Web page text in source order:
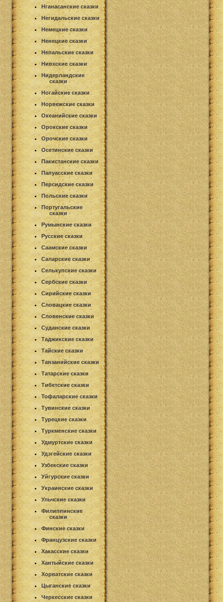
Нганасанские сказки
Негидальские сказки
Немецкие сказки
Ненецкие сказки
Непальские сказки
Нивхские сказки
Нидерландские
сказки
Ногайские сказки
Норвежские сказки
Океанийские сказки
Орокские сказки
Орочские сказки
Осетинские сказки
Пакистанские сказки
Папуасские сказки
Персидские сказки
Польские сказки
Португальские
сказки
Румынские сказки
Русские сказки
Саамские сказки
Саларские сказки
Селькупские сказки
Сербские сказки
Сирийские сказки
Словацкие сказки
Словенские сказки
Суданские сказки
Таджикские сказки
Тайские сказки
Танзанийские сказки
Татарские сказки
Тибетские сказки
Тофаларские сказки
Тувинские сказки
Турецкие сказки
Туркменские сказки
Удмуртские сказки
Удэгейские сказки
Узбекские сказки
Уйгурские сказки
Украинские сказки
Ульчские сказки
Филиппинские
сказки
Финские сказки
Французские сказки
Хакасские сказки
Хантыйские сказки
Хорватские сказки
Цыганские сказки
Черкесские сказки